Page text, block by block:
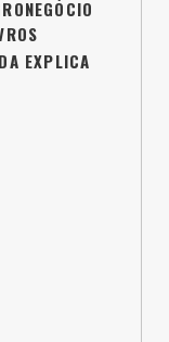
EXPLICA